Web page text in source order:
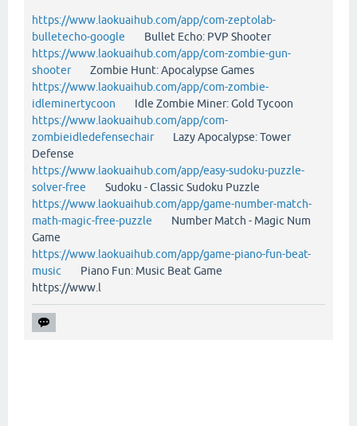
https://www.laokuaihub.com/app/com-zeptolab-
bulletecho-google Bullet Echo: PVP Shooter
https://www.laokuaihub.com/app/com-zombie-gun-
shooterZombie Hunt: Apocalypse Games
https://www.laokuaihub.com/app/com-zombie-
idleminertycoon Idle Zombie Miner: Gold Tycoon
https://www.laokuaihub.com/app/com-
zombieidledefensechairLazy Apocalypse: Tower
Defense
https://www.laokuaihub.com/app/easy-sudoku-puzzle-
solver-free Sudoku - Classic Sudoku Puzzle
https://www.laokuaihub.com/app/game-number-match-
math-magic-free-puzzle Number Match - Magic Num
Game
https://www.laokuaihub.com/app/game-piano-fun-beat-
music Piano Fun: Music Beat Game
https://www.l